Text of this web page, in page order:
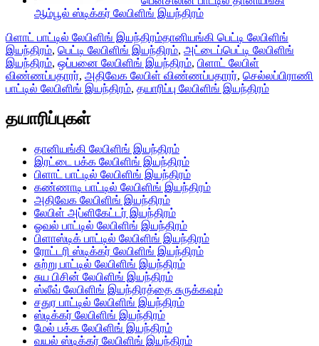
ஆம்பூல் ஸ்டிக்கர் லேபிளிங் இயந்திரம்
பிளாட் பாட்டில் லேபிளிங் இயந்திரம்தானியங்கி பெட்டி லேபிளிங்
இயந்திரம், பெட்டி லேபிளிங் இயந்திரம், அட்டைப்பெட்டி லேபிளிங்
இயந்திரம், ஒப்பனை லேபிளிங் இயந்திரம், பிளாட் லேபிள்
விண்ணப்பதாரர், அதிவேக லேபிள் விண்ணப்பதாரர், செல்லப்பிராணி
பாட்டில் லேபிளிங் இயந்திரம், தயாரிப்பு லேபிளிங் இயந்திரம்
தயாரிப்புகள்
தானியங்கி லேபிளிங் இயந்திரம்
இரட்டை பக்க லேபிளிங் இயந்திரம்
பிளாட் பாட்டில் லேபிளிங் இயந்திரம்
கண்ணாடி பாட்டில் லேபிளிங் இயந்திரம்
அதிவேக லேபிளிங் இயந்திரம்
லேபிள் அப்ளிகேட்டர் இயந்திரம்
ஓவல் பாட்டில் லேபிளிங் இயந்திரம்
பிளாஸ்டிக் பாட்டில் லேபிளிங் இயந்திரம்
ரோட்டரி ஸ்டிக்கர் லேபிளிங் இயந்திரம்
சுற்று பாட்டில் லேபிளிங் இயந்திரம்
சுய பிசின் லேபிளிங் இயந்திரம்
ஸ்லீவ் லேபிளிங் இயந்திரத்தை சுருக்கவும்
சதுர பாட்டில் லேபிளிங் இயந்திரம்
ஸ்டிக்கர் லேபிளிங் இயந்திரம்
மேல் பக்க லேபிளிங் இயந்திரம்
வயல் ஸ்டிக்கர் லேபிளிங் இயந்திரம்